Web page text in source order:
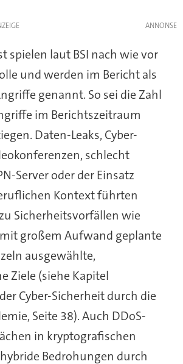
spielen laut BSI nach wie vor
und werden im Bericht als
genannt. So sei die Zahl
im Berichtszeitraum
Daten-Leaks, Cyber-
schlecht
Server oder der Einsatz
Kontext führten
Sicherheitsvorfällen wie
großem Aufwand geplante
ausgewählte,
Ziele (siehe Kapitel
Cyber-Sicherheit durch die
Seite 38). Auch DDoS-
in kryptografischen
Bedrohungen durch